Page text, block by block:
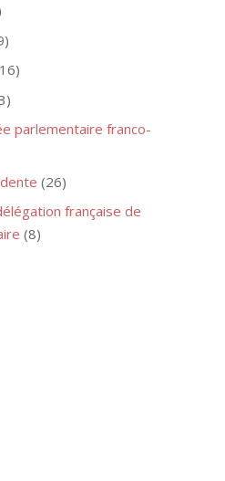
parlementaire franco-
(26)
française de
(8)